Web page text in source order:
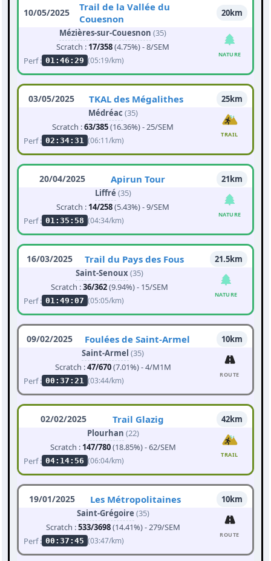
10/05/2025
Trail de la Vallée du
Couesnon
20km
Mézières-sur-Couesnon (35)
Scratch : 17/358(4.75%) - 8/SEM
Perf : 01:46:29 (05:19/km)
NATURE
03/05/2025 TKAL des Mégalithes
25km
Médréac (35)
Scratch :63/385(16.36%) - 25/SEM
Perf : 02:34:31 (06:11/km)
TRAIL
20/04/2025 Apirun Tour
21km
Liffré (35)
Scratch : 14/258(5.43%) - 9/SEM
Perf : 01:35:58 (04:34/km)
NATURE
16/03/2025 Trail du Pays des Fous
21.5km
Saint-Senoux(35)
Scratch :36/362(9.94%) - 15/SEM
Perf : 01:49:07 (05:05/km)
NATURE
09/02/2025 Foulées de Saint-Armel
10km
Saint-Armel (35)
Scratch :47/670(7.01%) - 4/M1M
Perf : 00:37:21 (03:44/km)
ROUTE
02/02/2025 Trail Glazig
42km
Plourhan (22)
Scratch : 147/780(18.85%) - 62/SEM
Perf : 04:14:56 (06:04/km)
TRAIL
19/01/2025 Les Métropolitaines
10km
Saint-Grégoire (35)
Scratch :533/3698(14.41%) - 279/SEM
Perf : 00:37:45 (03:47/km)
ROUTE